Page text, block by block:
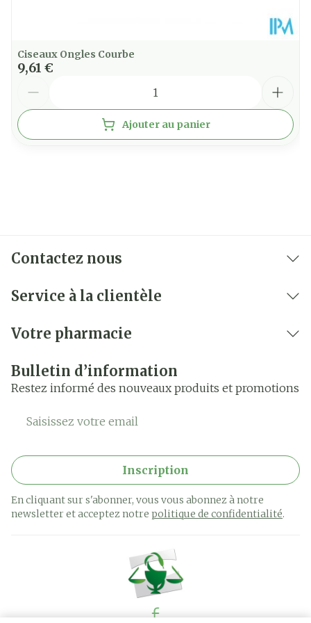
Ciseaux Ongles Courbe
9,61 €
Ajouter au panier
Contactez nous
Service à la clientèle
Votre pharmacie
Bulletin d’information
Restez informé des nouveaux produits et promotions
Adresse mail
Inscription
En cliquant sur s'abonner, vous vous abonnez à notre
newsletter et acceptez notre politique de confidentialité.